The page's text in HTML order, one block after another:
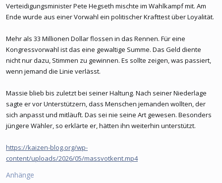
Verteidigungsminister Pete Hegseth mischte im Wahlkampf mit. Am
Ende wurde aus einer Vorwahl ein politischer Krafttest über Loyalität.
Mehr als 33 Millionen Dollar flossen in das Rennen. Für eine
Kongressvorwahl ist das eine gewaltige Summe. Das Geld diente
nicht nur dazu, Stimmen zu gewinnen. Es sollte zeigen, was passiert,
wenn jemand die Linie verlässt.
Massie blieb bis zuletzt bei seiner Haltung. Nach seiner Niederlage
sagte er vor Unterstützern, dass Menschen jemanden wollten, der
sich anpasst und mitläuft. Das sei nie seine Art gewesen. Besonders
jüngere Wähler, so erklärte er, hätten ihn weiterhin unterstützt.
https://kaizen-blog.org/wp-
content/uploads/2026/05/massvotkent.mp4
Anhänge